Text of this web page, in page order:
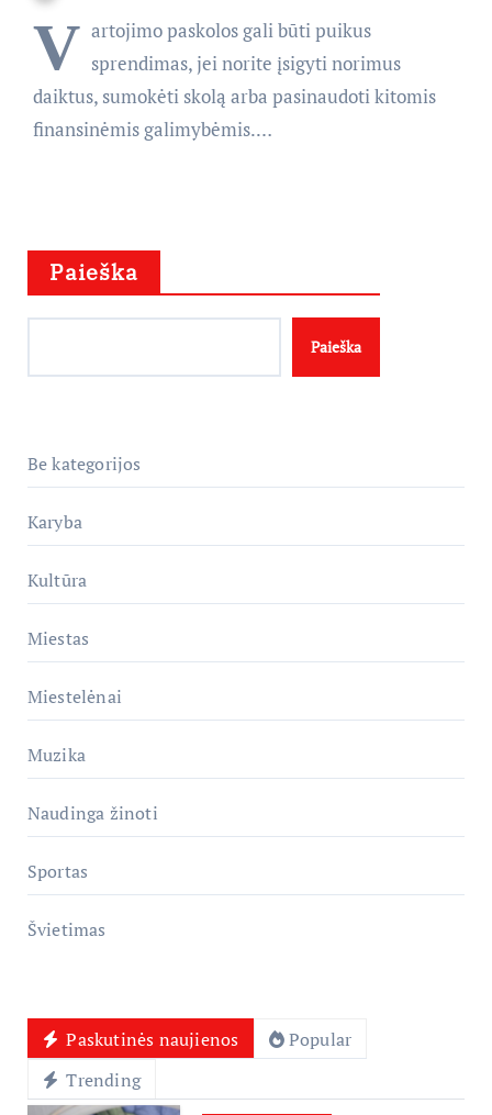
V artojimo paskolos gali būti puikus
sprendimas, jei norite įsigyti norimus
daiktus, sumokėti skolą arba pasinaudoti kitomis
finansinėmis galimybėmis.…
Paieška
Paieška
Be kategorijos
Karyba
Kultūra
Miestas
Miestelėnai
Muzika
Naudinga žinoti
Sportas
Švietimas
Paskutinės naujienos
Popular
Trending